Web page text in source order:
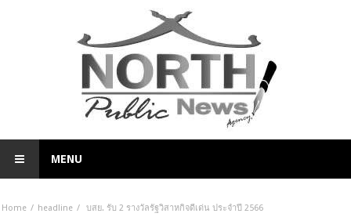
MENU
Home headline บสย. รับ 2 รางวัลรัฐวิสาหกิจดีเด่น ประจำปี 2566